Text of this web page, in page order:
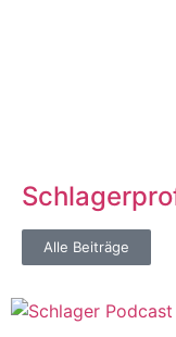
Alle Beiträge